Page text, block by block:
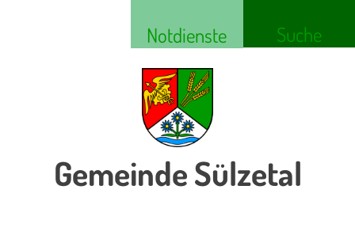
Notdienste Suche
Gemeinde Sülzetal